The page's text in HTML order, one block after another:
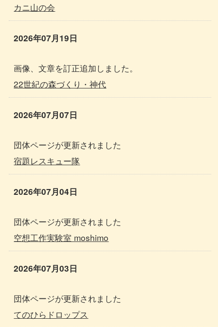
カニ山の会
2026年07月19日
画像、文章を訂正追加しました。
22世紀の森づくり・神代
2026年07月07日
団体ページが更新されました
宿題レスキュー隊
2026年07月04日
団体ページが更新されました
空想工作実験室 moshimo
2026年07月03日
団体ページが更新されました
てのひらドロップス